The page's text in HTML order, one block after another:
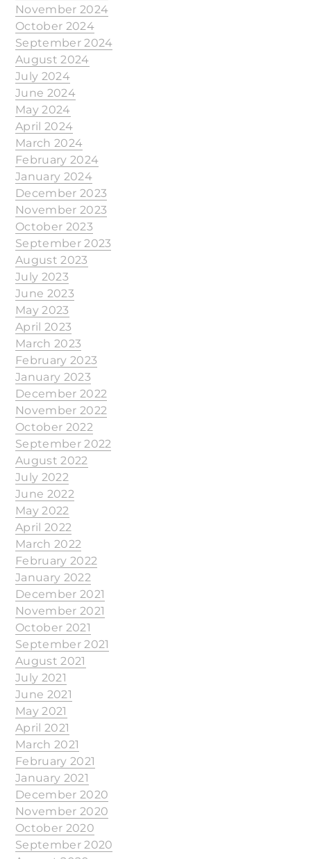
November 2024
October 2024
September 2024
August 2024
July 2024
June 2024
May 2024
April 2024
March 2024
February 2024
January 2024
December 2023
November 2023
October 2023
September 2023
August 2023
July 2023
June 2023
May 2023
April 2023
March 2023
February 2023
January 2023
December 2022
November 2022
October 2022
September 2022
August 2022
July 2022
June 2022
May 2022
April 2022
March 2022
February 2022
January 2022
December 2021
November 2021
October 2021
September 2021
August 2021
July 2021
June 2021
May 2021
April 2021
March 2021
February 2021
January 2021
December 2020
November 2020
October 2020
September 2020